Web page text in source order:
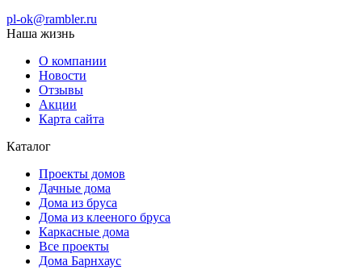
pl-ok@rambler.ru
Наша жизнь
О компании
Новости
Отзывы
Акции
Карта сайта
Каталог
Проекты домов
Дачные дома
Дома из бруса
Дома из клееного бруса
Каркасные дома
Все проекты
Дома Барнхаус